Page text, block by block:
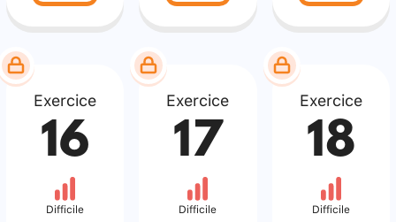
Exercice
16
Difficile
Exercice
17
Difficile
Exercice
18
Difficile